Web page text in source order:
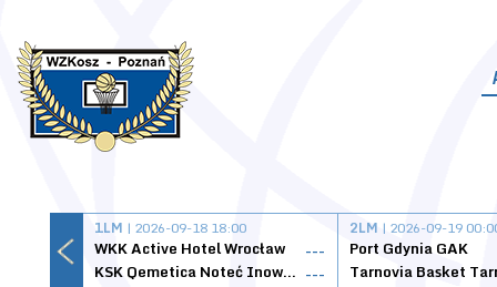
1LM | 2026-09-18 18:00
WKK Active Hotel Wrocław
---
KSK Qemetica Noteć Inowrocław ---
2LM | 2026-09-19
Port Gdynia GAK